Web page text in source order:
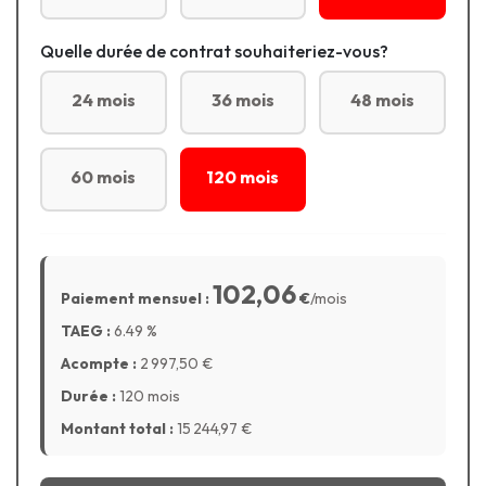
Quelle durée de contrat souhaiteriez-vous?
24 mois 36 mois 48 mois
60 mois 120 mois
Paiement mensuel :102,06€/mois
TAEG :6.49 %
Acompte : 2 997,50 €
Durée :120 mois
Montant total :15 244,97 €